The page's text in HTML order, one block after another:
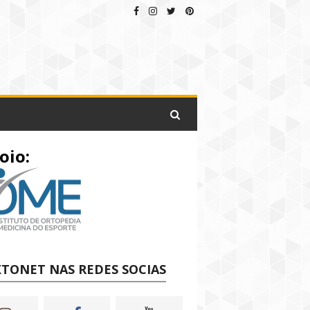
NAS REDES SOCIAS